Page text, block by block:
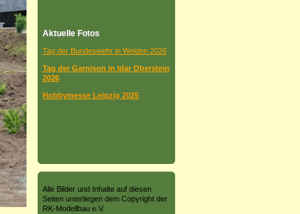
Aktuelle Fotos
Tag der Bundeswehr in Weiden 2026
Tag der Garnison in Idar Oberstein
2026
Hobbymesse Leipzig 2025
Alle Bilder und Inhalte auf diesen
Seiten unterliegen dem Copyright der
RK-Modellbau e.V.